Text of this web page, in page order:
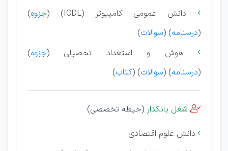
دانش عمومی کامپیوتر (ICDL) ( جزوه)
(درسنامه) (سوالات)
 هوش و استعداد تحصیلی (جزوه)
(درسنامه) (سوالات) (کتاب)
 شغل بانکدار (حیطه تخصصی)
 دانش علوم اقتصادی